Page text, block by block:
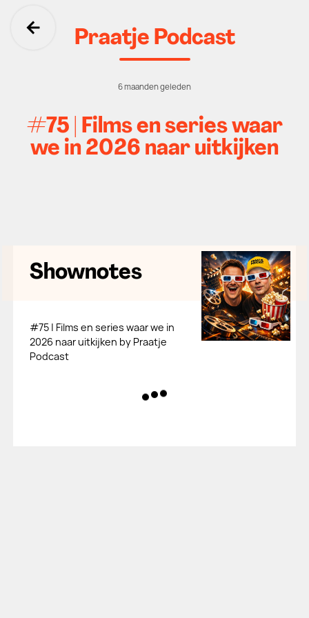
Ga terug
Praatje Podcast
6 maanden geleden
#75 | Films en series waar
we in 2026 naar uitkijken
Shownotes
#75 | Films en series waar we in
2026 naar uitkijken by Praatje
Podcast